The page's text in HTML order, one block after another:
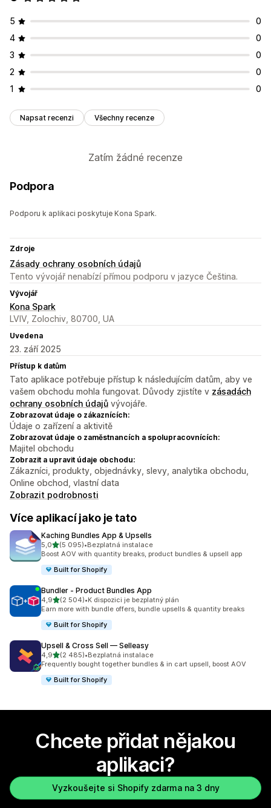
5
0
4
0
3
0
2
0
1
0
Napsat recenzi Všechny recenze
Zatím žádné recenze
Podpora
Podporu k aplikaci poskytuje Kona Spark.
Zdroje
Zásady ochrany osobních údajů
Tento vývojář nenabízí přímou podporu v jazyce Čeština.
Vývojář
Kona Spark
LVIV, Zolochiv, 80700, UA
Uvedena
23. září 2025
Přístup k datům
Tato aplikace potřebuje přístup k následujícím datům, aby ve
vašem obchodu mohla fungovat. Důvody zjistíte v zásadách
ochrany osobních údajů vývojáře.
Zobrazovat údaje o zákaznících:
Údaje o zařízení a aktivitě
Zobrazovat údaje o zaměstnancích a spolupracovnících:
Majitel obchodu
Zobrazit a upravit údaje obchodu:
Zákazníci, produkty, objednávky, slevy, analytika obchodu,
Online obchod, vlastní data
Zobrazit podrobnosti
Více aplikací jako je tato
Kaching Bundles App & Upsells
5,0z 5 hvězd
(5 095)
Celkový počet recenzí: 5095
•Bezplatná instalace
Boost AOV with quantity breaks, product bundles & upsell app
Built for Shopify
Bundler ‑ Product Bundles App
4,9z 5 hvězd
(2 504)
Celkový počet recenzí: 2504
•K dispozici je bezplatný plán
Earn more with bundle offers, bundle upsells & quantity breaks
Built for Shopify
Upsell & Cross Sell — Selleasy
4,9z 5 hvězd
(2 485)
Celkový počet recenzí: 2485
•Bezplatná instalace
Frequently bought together bundles & in cart upsell, boost AOV
Built for Shopify
Chcete přidat nějakou
aplikaci?
Vyzkoušejte si Shopify zdarma na 3 dny